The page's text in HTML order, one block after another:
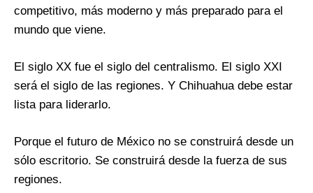
competitivo, más moderno y más preparado para el
mundo que viene.
El siglo XX fue el siglo del centralismo. El siglo XXI
será el siglo de las regiones. Y Chihuahua debe estar
lista para liderarlo.
Porque el futuro de México no se construirá desde un
sólo escritorio. Se construirá desde la fuerza de sus
regiones.